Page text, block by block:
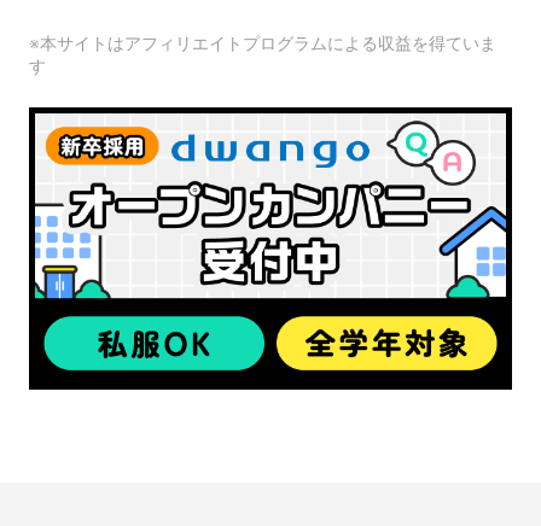
※本サイトはアフィリエイトプログラムによる収益を得ていま
す